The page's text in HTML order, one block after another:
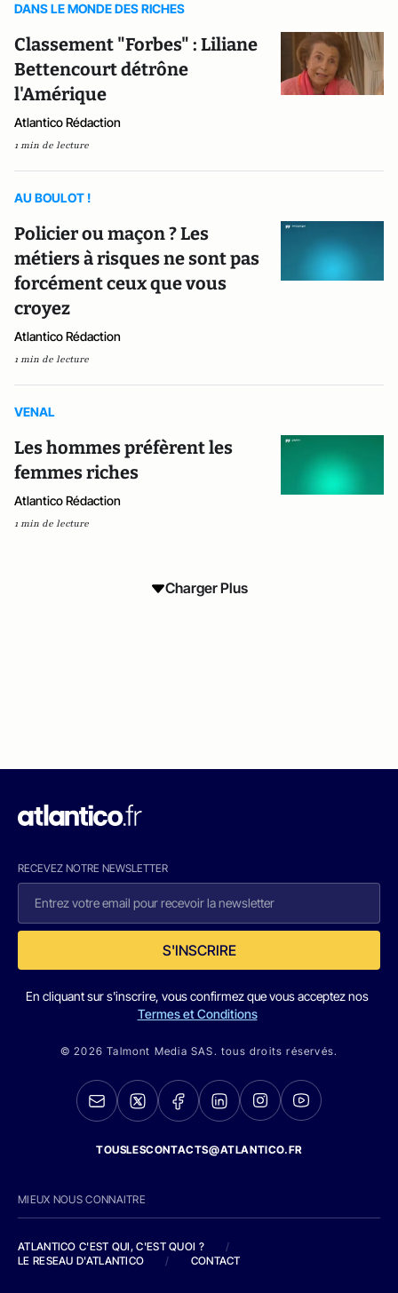
DANS LE MONDE DES RICHES
Classement "Forbes" : Liliane
Bettencourt détrône
l'Amérique
Atlantico Rédaction
1 min de lecture
AU BOULOT !
Policier ou maçon ? Les
métiers à risques ne sont pas
forcément ceux que vous
croyez
Atlantico Rédaction
1 min de lecture
VENAL
Les hommes préfèrent les
femmes riches
Atlantico Rédaction
1 min de lecture
Charger Plus
RECEVEZ NOTRE NEWSLETTER
S'INSCRIRE
En cliquant sur s'inscrire, vous confirmez que vous acceptez nos
Termes et Conditions
© 2026 Talmont Media SAS. tous droits réservés.
TOUSLESCONTACTS@ATLANTICO.FR
MIEUX NOUS CONNAITRE
ATLANTICO C'EST QUI, C'EST QUOI ?
/
LE RESEAU D'ATLANTICO
/ CONTACT